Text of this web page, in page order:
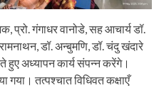
प्रो. गंगाधर वानोडे, सह आचार्य डॉ.
डॉ. अन्बुमणि, डॉ. चंदु खंदारे
हुए अध्यापन कार्य संपन्न करेंगे।
गया। तत्पश्चात विधिवत कक्षाएँ